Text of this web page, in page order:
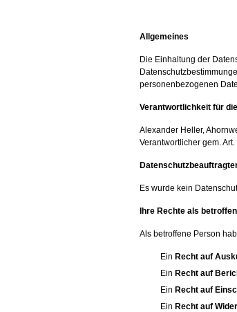
Allgemeines
Die Einhaltung der
personenbezogenen
Verantwortlichkeit für
Alexander Heller,
Verantwortlicher gem.
Es wurde kein
Ihre Rechte als
Als betroffene Person
Ein Recht auf
Ein Recht auf
Ein Recht auf
Ein Recht auf